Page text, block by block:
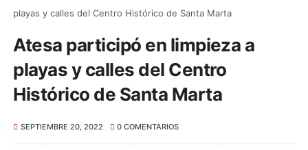
playas y calles del Centro Histórico de Santa Marta
Atesa participó en limpieza a
playas y calles del Centro
Histórico de Santa Marta
SEPTIEMBRE 20, 2022 0 COMENTARIOS